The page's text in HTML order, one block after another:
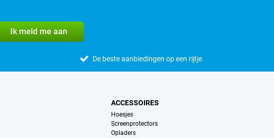
Ik meld me aan
De beste aanbiedingen op een rijtje
ACCESSOIRES
Hoesjes
Screenprotectors
Opladers